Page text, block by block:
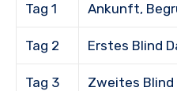
Tag 1 Ankunft,
Tag 2 Erstes Blind
Tag 3 Zweites